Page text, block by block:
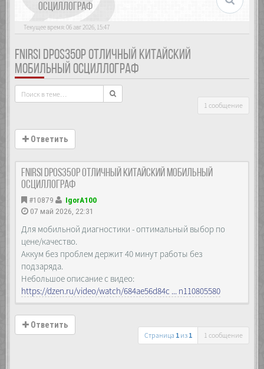
ОСЦИЛЛОГРАФ
Текущее время: 06 авг 2026, 15:47
FNIRSI DPOS350P ОТЛИЧНЫЙ КИТАЙСКИЙ
МОБИЛЬНЫЙ ОСЦИЛЛОГРАФ
1 сообщение
Ответить
FNIRSI DPOS350P отличный Китайский мобильный
осциллограф
#10879
IgorA100
07 май 2026, 22:31
Для мобильной диагностики - оптимальный выбор по
цене/качество.
Аккум без проблем держит 40 минут работы без
подзаряда.
Небольшое описание с видео:
https://dzen.ru/video/watch/684ae56d84c ... n110805580
Ответить
Страница 1из 1 1 сообщение